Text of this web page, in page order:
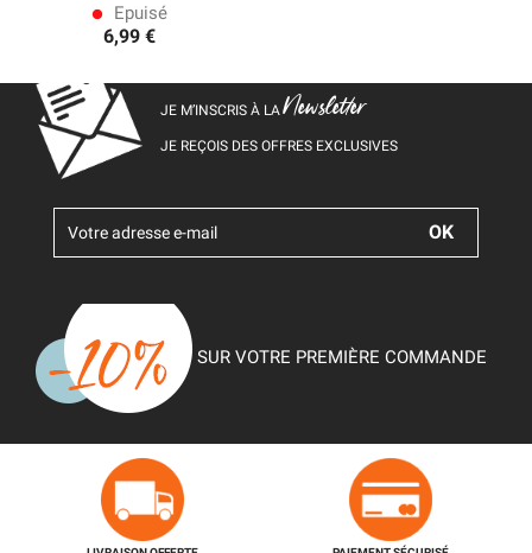
lens Epuisé
6,99 €
JE M’INSCRIS À LANewsletter
JE REÇOIS DES OFFRES EXCLUSIVES
SUR VOTRE PREMIÈRE COMMANDE